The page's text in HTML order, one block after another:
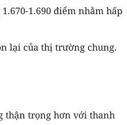
1.690 điểm nhằm hấp
lại của thị trường chung.
thận trọng hơn với thanh